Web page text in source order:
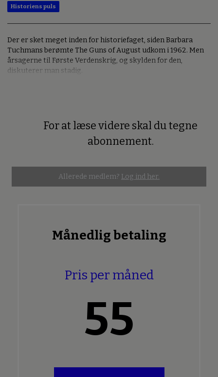
Historiens puls
Der er sket meget inden for historiefaget, siden Barbara
Tuchmans berømte The Guns of August udkom i 1962. Men
årsagerne til Første Verdenskrig, og skylden for den,
diskuterer man stadig.
For at læse videre skal du tegne
abonnement.
Allerede medlem? Log ind her.
Månedlig betaling
Pris per måned
55